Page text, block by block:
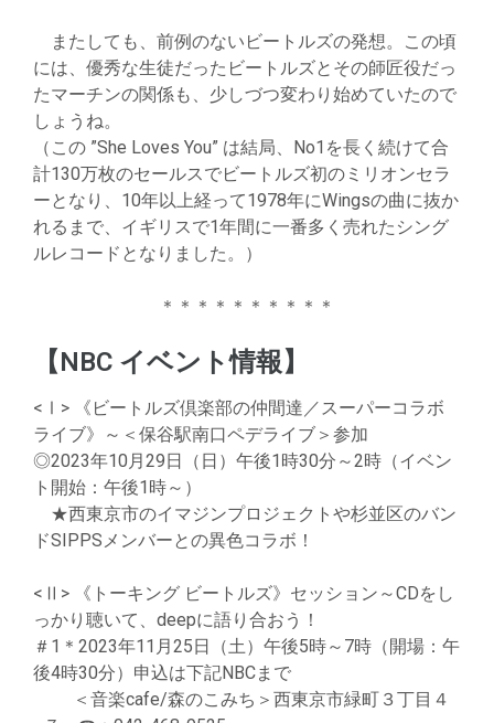
またしても、前例のないビートルズの発想。この頃
には、優秀な生徒だったビートルズとその師匠役だっ
たマーチンの関係も、少しづつ変わり始めていたので
しょうね。
（この ”She Loves You” は結局、No1を長く続けて合
計130万枚のセールスでビートルズ初のミリオンセラ
ーとなり、10年以上経って1978年にWingsの曲に抜か
れるまで、イギリスで1年間に一番多く売れたシング
ルレコードとなりました。）
＊＊＊＊＊＊＊＊＊＊
【NBC イベント情報】
<Ⅰ> 《ビートルズ倶楽部の仲間達／スーパーコラボ
ライブ》～＜保谷駅南口ペデライブ＞参加
◎2023年10月29日（日）午後1時30分～2時（イベン
ト開始：午後1時～）
★西東京市のイマジンプロジェクトや杉並区のバン
ドSIPPSメンバーとの異色コラボ！
<Ⅱ> 《トーキング ビートルズ》セッション～CDをし
っかり聴いて、deepに語り合おう！
＃1＊2023年11月25日（土）午後5時～7時（開場：午
後4時30分）申込は下記NBCまで
＜音楽cafe/森のこみち＞西東京市緑町３丁目４